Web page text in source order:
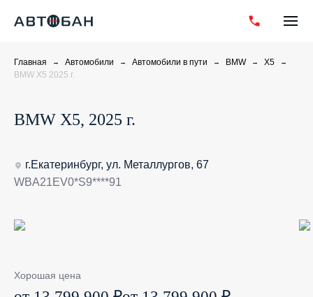
Главная Автомобили Автомобили в пути BMW
X5
BMW X5 2025 г.
BMW X5, 2025 г.
г.Екатеринбург, ул. Металлургов, 67
WBA21EV0*S9****91
Хорошая цена